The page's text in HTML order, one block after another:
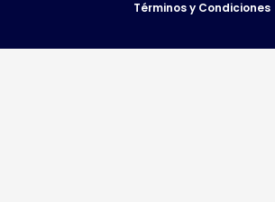
Términos y Condiciones